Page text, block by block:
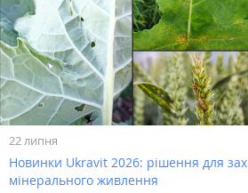
22 липня
Новинки Ukravit 2026: рішення для
мінерального живлення